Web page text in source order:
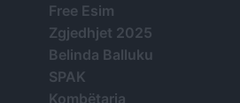
Free Esim
Zgjedhjet 2025
Belinda Balluku
SPAK
Kombëtarja